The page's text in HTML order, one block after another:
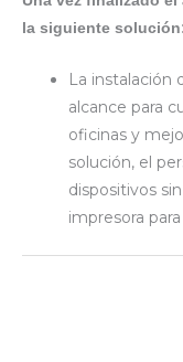
la siguiente
La instalación
alcance para
oficinas y
solución, el
dispositivos
impresora